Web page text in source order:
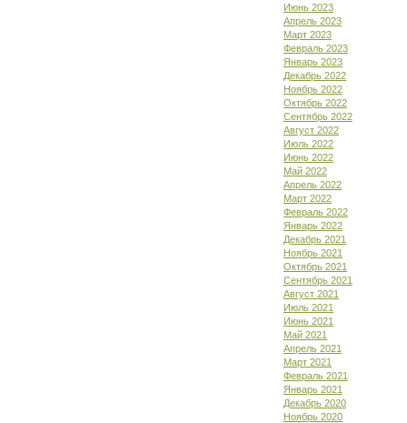
Июнь 2023
Апрель 2023
Март 2023
Февраль 2023
Январь 2023
Декабрь 2022
Ноябрь 2022
Октябрь 2022
Сентябрь 2022
Август 2022
Июль 2022
Июнь 2022
Май 2022
Апрель 2022
Март 2022
Февраль 2022
Январь 2022
Декабрь 2021
Ноябрь 2021
Октябрь 2021
Сентябрь 2021
Август 2021
Июль 2021
Июнь 2021
Май 2021
Апрель 2021
Март 2021
Февраль 2021
Январь 2021
Декабрь 2020
Ноябрь 2020